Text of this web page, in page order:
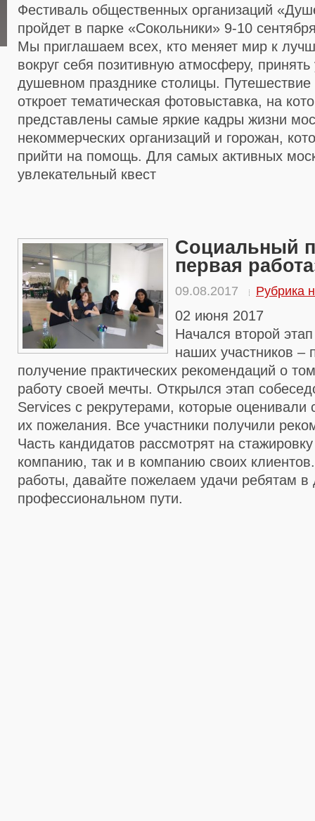
Фестиваль общественных организаций
пройдет в парке «Сокольники» 9-10
Мы приглашаем всех, кто меняет мир к
вокруг себя позитивную атмосферу,
душевном празднике столицы.
откроет тематическая фотовыставка, на
представлены самые яркие кадры жизни
некоммерческих организаций и горожан,
прийти на помощь. Для самых активных
увлекательный квест
Социальный
первая
09.08.2017 Рубрика
02 июня 2017
Начался второй
наших участников –
получение практических рекомендаций о
работу своей мечты. Открылся этап
Services с рекрутерами, которые оценивали
их пожелания. Все участники получили
Часть кандидатов рассмотрят на
компанию, так и в компанию своих
работы, давайте пожелаем удачи ребятам
профессиональном пути.